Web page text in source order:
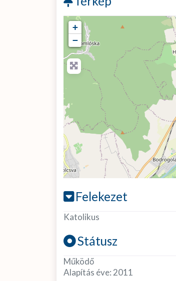
+
−
Felekezet
Katolikus
Státusz
Működő
Alapítás éve: 2011